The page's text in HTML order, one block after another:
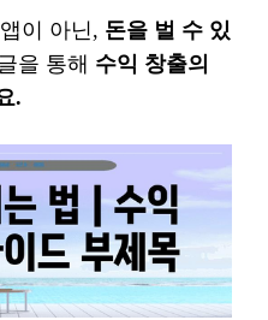
이 아닌, 돈을 벌 수 있
을 통해 수익 창출의
.